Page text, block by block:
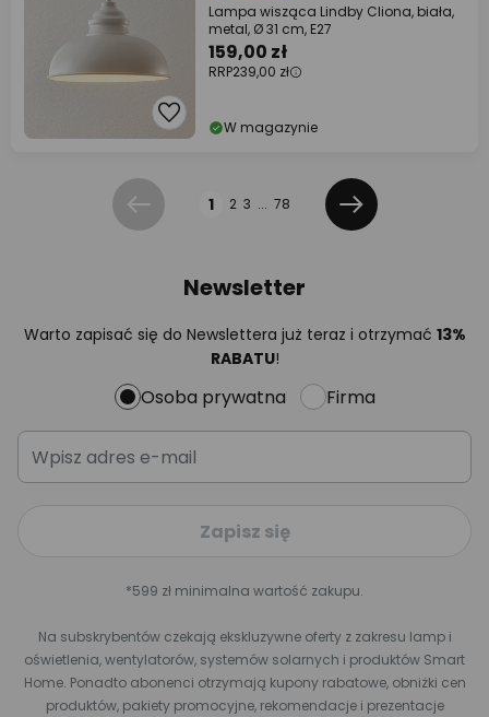
Lampa wisząca Lindby Cliona, biała,
metal, Ø 31 cm, E27
159,00 zł
RRP239,00 zł
W magazynie
Poprzednia 1 2 3 ... 78
Dalej
Newsletter
Warto zapisać się do Newslettera już teraz i otrzymać 13%
RABATU!
Osoba prywatna Firma
Zapisz się
*599 zł minimalna wartość zakupu.
Na subskrybentów czekają ekskluzywne oferty z zakresu lamp i
oświetlenia, wentylatorów, systemów solarnych i produktów Smart
Home. Ponadto abonenci otrzymają kupony rabatowe, obniżki cen
produktów, pakiety promocyjne, rekomendacje i prezentacje